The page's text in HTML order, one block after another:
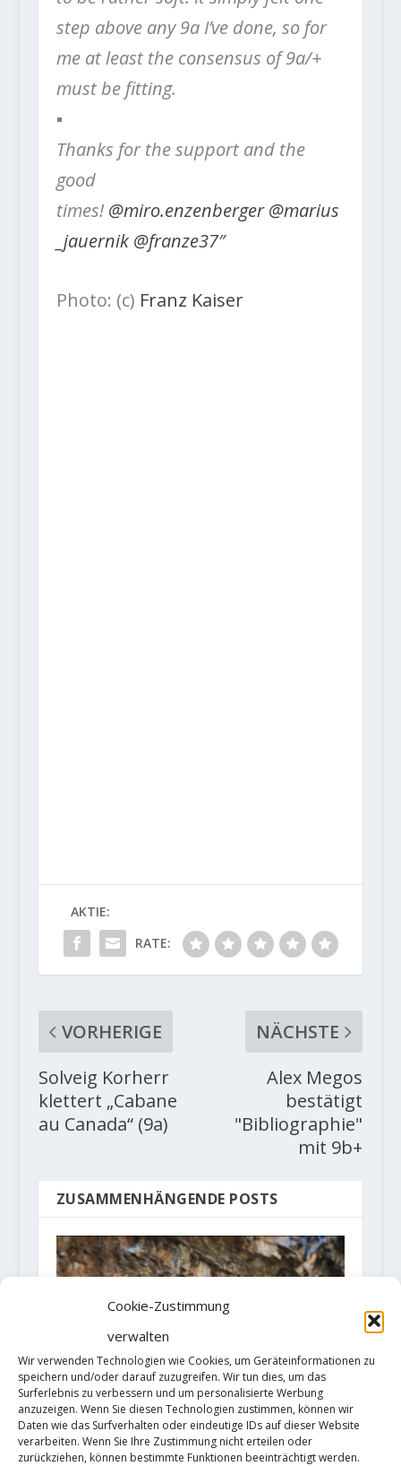
Cookie-Zustimmung
verwalten
Wir verwenden Technologien wie Cookies, um Geräteinformationen zu
speichern und/oder darauf zuzugreifen. Wir tun dies, um das
Surferlebnis zu verbessern und um personalisierte Werbung
anzuzeigen. Wenn Sie diesen Technologien zustimmen, können wir
Daten wie das Surfverhalten oder eindeutige IDs auf dieser Website
verarbeiten. Wenn Sie Ihre Zustimmung nicht erteilen oder
zurückziehen, können bestimmte Funktionen beeinträchtigt werden.
step above any 9a I’ve done, so for
me at least the consensus of 9a/+
must be fitting.
▪️
Thanks for the support and the
good
times!@miro.enzenberger @marius
_jauernik @franze37″
Photo: (c) Franz Kaiser
AKTIE:
RATE:
VORHERIGE
Solveig Korherr
klettert „Cabane
au Canada“ (9a)
NÄCHSTE
Alex Megos
bestätigt
"Bibliographie"
mit 9b+
ZUSAMMENHÄNGENDE POSTS